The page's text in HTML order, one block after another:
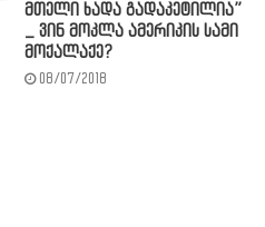
მთელი ხადა გადაკეტილია”
_ ვინ მოკლა ამერიკის სამი
მოქალაქე?
08/07/2018